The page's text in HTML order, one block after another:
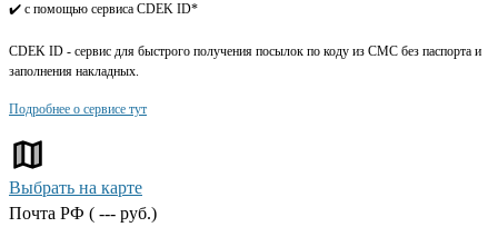
✔️ с помощью сервиса CDEK ID*
CDEK ID - сервис для быстрого получения посылок по коду из СМС без паспорта и
заполнения накладных.
Подробнее о сервисе тут
Выбрать на карте
Почта РФ ( --- руб.)